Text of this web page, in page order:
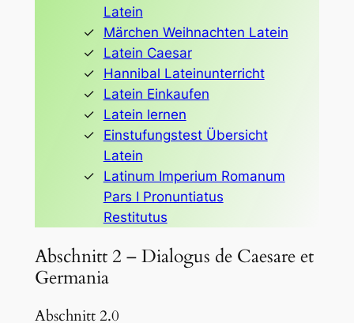
Latein
Märchen Weihnachten Latein
Latein Caesar
Hannibal Lateinunterricht
Latein Einkaufen
Latein lernen
Einstufungstest Übersicht
Latein
Latinum Imperium Romanum
Pars I Pronuntiatus
Restitutus
Abschnitt 2 – Dialogus de Caesare et
Germania
Abschnitt 2.0